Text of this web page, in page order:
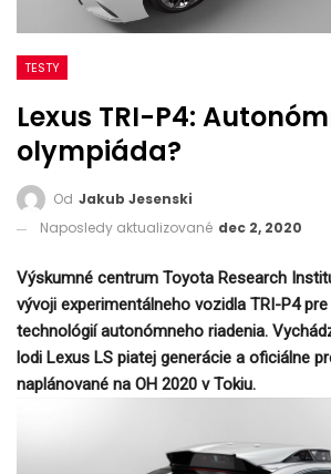
TESTY
Lexus TRI-P4:
olympiáda?
Od Jakub Jesenski
Naposledy aktualizované dec 2, 2020
Výskumné centrum Toyota Research
vývoji experimentálneho vozidla TRI-P4
technológií autonómneho riadenia.
lodi Lexus LS piatej generácie a oficiálne
naplánované na OH 2020 v Tokiu.